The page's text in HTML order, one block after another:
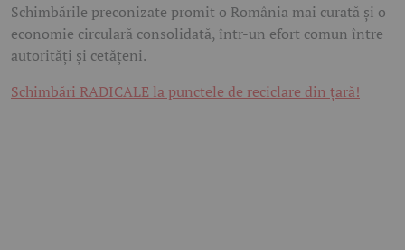
Schimbările preconizate promit o România mai curată și o
economie circulară consolidată, într-un efort comun între
autorități și cetățeni.
Schimbări RADICALE la punctele de reciclare din țară!